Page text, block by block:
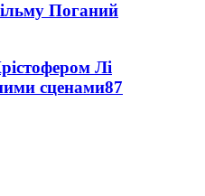
Поганий
Лі
сценами87